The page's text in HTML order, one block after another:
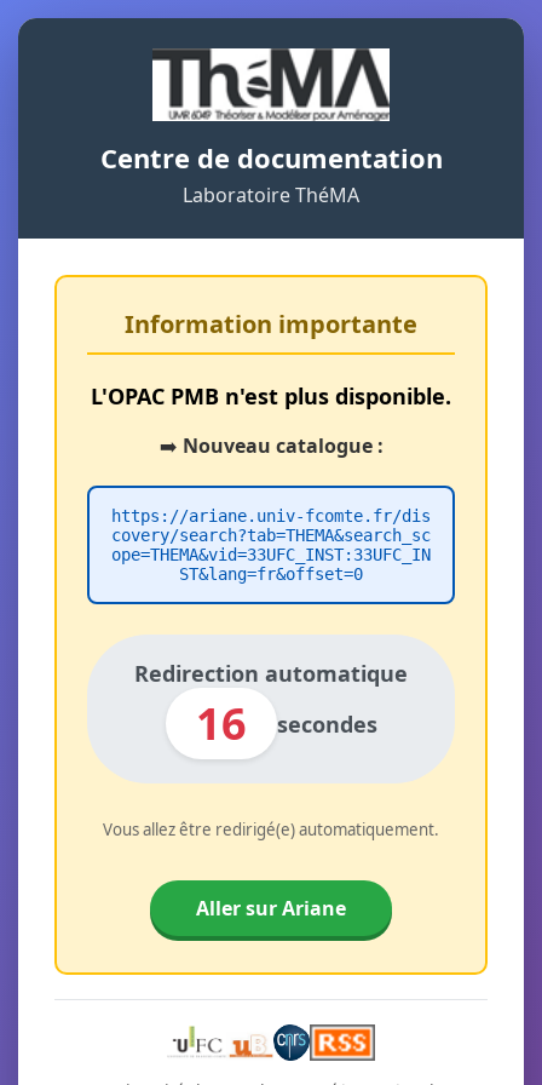
Centre de documentation
Laboratoire ThéMA
Information importante
L'OPAC PMB n'est plus disponible.
➡️ Nouveau catalogue :
https://ariane.univ-fcomte.fr/dis
covery/search?tab=THEMA&search_sc
ope=THEMA&vid=33UFC_INST:33UFC_IN
ST&lang=fr&offset=0
Redirection automatique
16 secondes
Vous allez être redirigé(e) automatiquement.
Aller sur Ariane